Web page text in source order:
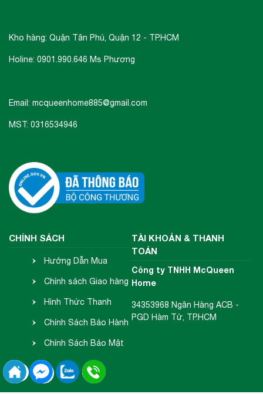
Kho hàng: Quận Tân Phú, Quận 12 - TP.HCM
Holine: 0901.990.646 Ms Phương
Email: mcqueenhome885@gmail.com
MST: 0316534946
CHÍNH SÁCH
Hướng Dẫn Mua
Hàng
Chính sách Giao hàng
- Nhận hàng
Hình Thức Thanh
Toán
Chính Sách Bảo Hành
- Đổi Trả
Chính Sách Bảo Mật
Thông Tin
TÀI KHOẢN & THANH
TOÁN
Công ty TNHH McQueen
Home
34353968 Ngân Hàng ACB -
PGD Hàm Tử, TP.HCM